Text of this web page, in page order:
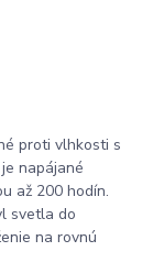
proti vlhkosti s
napájané
až 200 hodín.
svetla do
na rovnú